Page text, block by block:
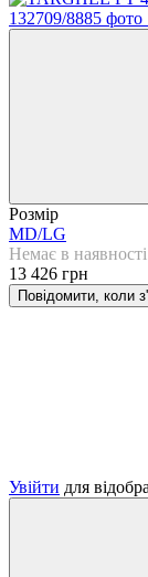
Розмір
MD/LG
Немає в наявності
13 426 грн
Повідомити, коли
Увійти для